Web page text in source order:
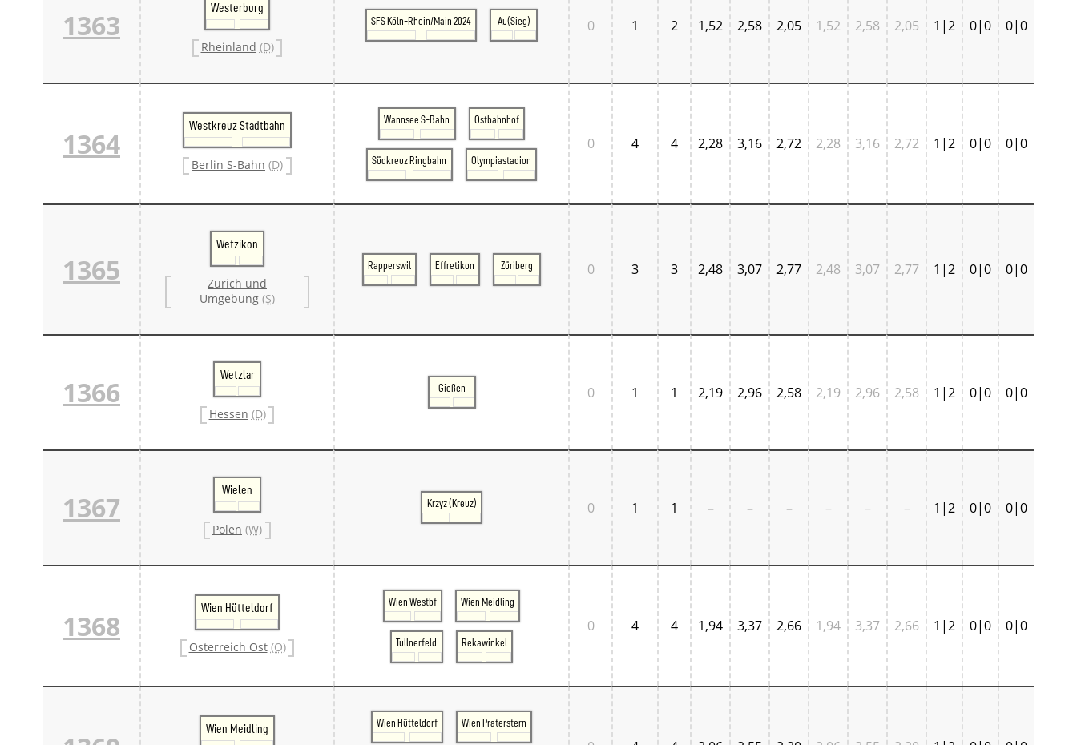
1363
Westerburg
Rheinland (D)
SFS Köln-Rhein/Main 2024 Au(Sieg) 0 1 2 1,52 2,58 2,05 1,52 2,58 2,05 1|2 0|0 0|0
1364
Westkreuz Stadtbahn
Berlin S-Bahn (D)
Wannsee S-Bahn Ostbahnhof
Südkreuz Ringbahn Olympiastadion
0 4 4 2,28 3,16 2,72 2,28 3,16 2,72 1|2 0|0 0|0
1365
Wetzikon
Zürich und
Umgebung (S)
Rapperswil Effretikon Züriberg 0 3 3 2,48 3,07 2,77 2,48 3,07 2,77 1|2 0|0 0|0
1366
Wetzlar
Hessen (D)
Gießen 0 1 1 2,19 2,96 2,58 2,19 2,96 2,58 1|2 0|0 0|0
1367
Wielen
Polen (W)
Krzyz (Kreuz) 0 1 1 – – – – – – 1|2 0|0 0|0
1368
Wien Hütteldorf
Österreich Ost (Ö)
Wien Westbf Wien Meidling
Tullnerfeld Rekawinkel
0 4 4 1,94 3,37 2,66 1,94 3,37 2,66 1|2 0|0 0|0
Wien Meidling Wien Hütteldorf Wien Praterstern